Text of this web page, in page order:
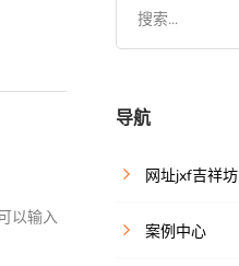
以输入
搜索...
导航
网址jxf吉祥坊
案例中心